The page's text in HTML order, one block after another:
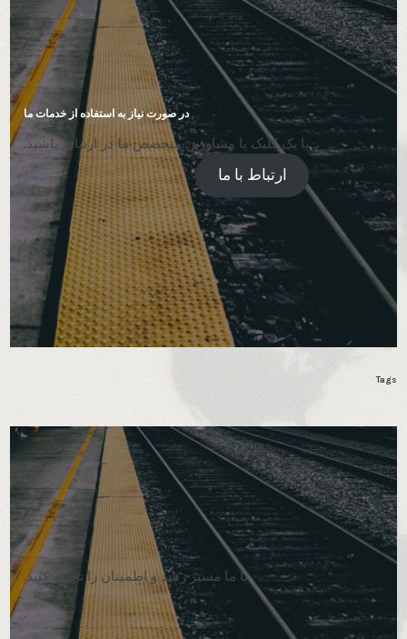
در صورت نیاز به استفاده از خدمات ما
با یک کلیک با مشاورین متخصص ما در ارتباط باشید.
ارتباط با ما
Tags
با ما مسیر رشد و اطمینان را تجربه کنید.